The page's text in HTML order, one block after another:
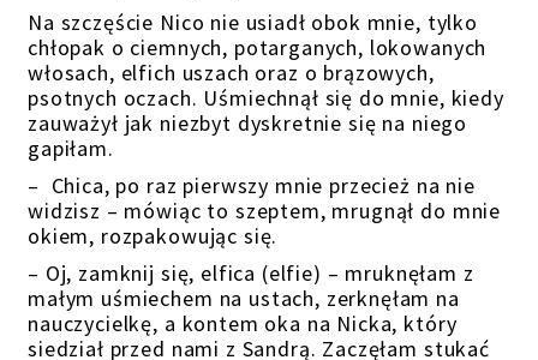
Na szczęście Nico nie usiadł obok mnie, tylko
chłopak o ciemnych, potarganych, lokowanych
włosach, elfich uszach oraz o brązowych,
psotnych oczach. Uśmiechnął się do mnie, kiedy
zauważył jak niezbyt dyskretnie się na niego
gapiłam.
– Chica, po raz pierwszy mnie przecież na nie
widzisz – mówiąc to szeptem, mrugnął do mnie
okiem, rozpakowując się.
– Oj, zamknij się, elfica (elfie) – mruknęłam z
małym uśmiechem na ustach, zerknęłam na
nauczycielkę, a kontem oka na Nicka, który
siedział przed nami z Sandrą. Zaczęłam stukać